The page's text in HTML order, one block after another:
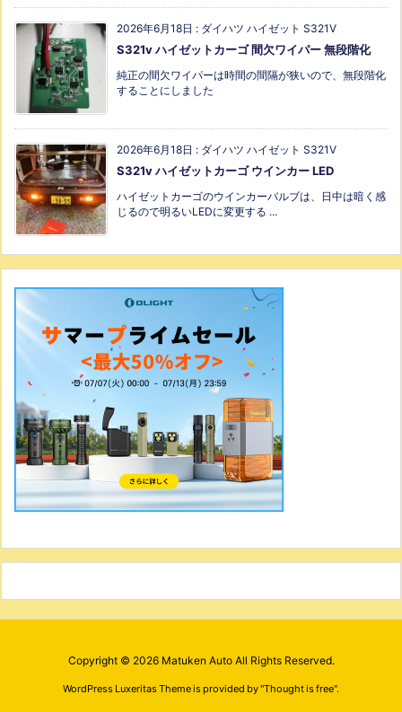
2026年6月18日 : ダイハツ ハイゼット S321V
S321v ハイゼットカーゴ 間欠ワイパー 無段階化
純正の間欠ワイパーは時間の間隔が狭いので、無段階化
することにしました
2026年6月18日 : ダイハツ ハイゼット S321V
S321v ハイゼットカーゴ ウインカー LED
ハイゼットカーゴのウインカーバルブは、日中は暗く感
じるので明るいLEDに変更する ...
Copyright © 2026 Matuken AutoAll Rights Reserved.
WordPress Luxeritas Theme is provided by "Thought is free".